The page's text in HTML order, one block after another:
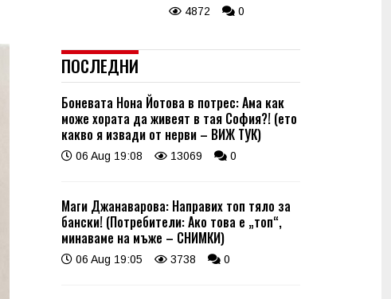
4872 0
ПОСЛЕДНИ
Боневата Нона Йотова в потрес: Ама как
може хората да живеят в тая София?! (ето
какво я извади от нерви – ВИЖ ТУК)
06 Aug 19:08 13069 0
Маги Джанаварова: Направих топ тяло за
бански! (Потребители: Ако това е „топ“,
минаваме на мъже – СНИМКИ)
06 Aug 19:05 3738 0